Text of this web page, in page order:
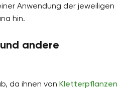
Anwendung der jeweiligen
hin.
andere
da ihnen von Kletterpflanzen